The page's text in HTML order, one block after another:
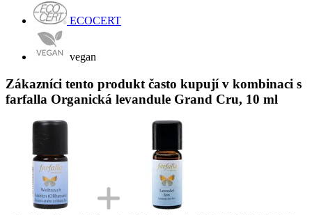
ECOCERT
vegan
Zákazníci tento produkt často kupují v kombinaci s
farfalla Organická levandule Grand Cru, 10 ml